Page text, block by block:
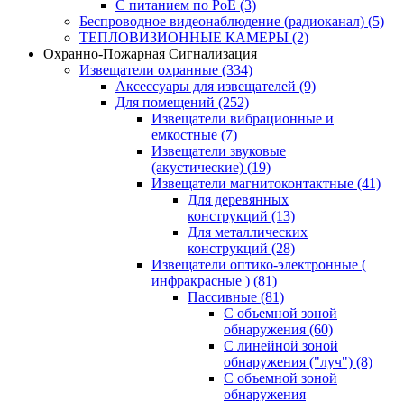
С питанием по PoE (3)
Беспроводное видеонаблюдение (радиоканал) (5)
ТЕПЛОВИЗИОННЫЕ КАМЕРЫ (2)
Охранно-Пожарная Сигнализация
Извещатели охранные (334)
Аксессуары для извещателей (9)
Для помещений (252)
Извещатели вибрационные и
емкостные (7)
Извещатели звуковые
(акустические) (19)
Извещатели магнитоконтактные (41)
Для деревянных
конструкций (13)
Для металлических
конструкций (28)
Извещатели оптико-электронные (
инфракрасные ) (81)
Пассивные (81)
С объемной зоной
обнаружения (60)
С линейной зоной
обнаружения ("луч") (8)
С объемной зоной
обнаружения